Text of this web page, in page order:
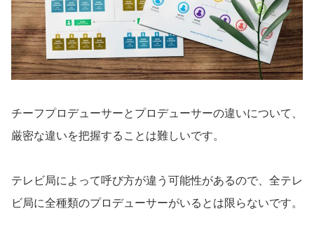
チーフプロデューサーとプロデューサーの違いについて、
厳密な違いを把握することは難しいです。
テレビ局によって呼び方が違う可能性があるので、全テレ
ビ局に全種類のプロデューサーがいるとは限らないです。